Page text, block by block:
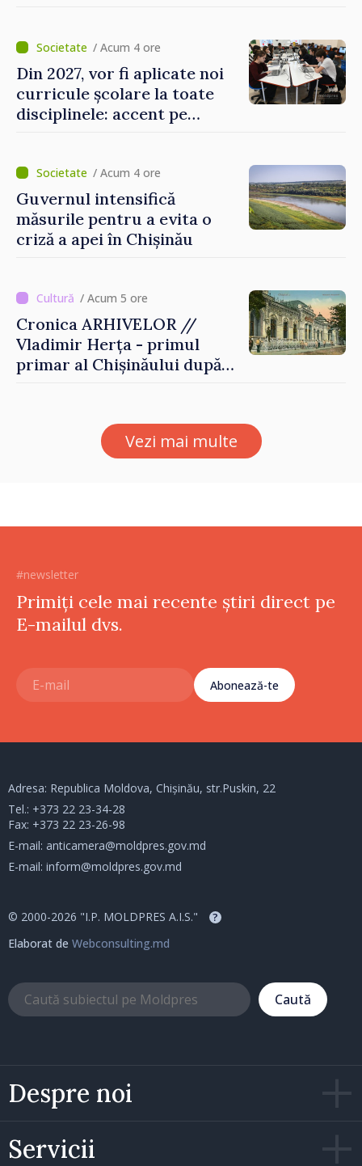
/ Acum 4 ore
Din 2027, vor fi aplicate noi
curricule școlare la toate
disciplinele: accent pe
situații reale/ Acum 4 ore
Guvernul intensifică
măsurile pentru a evita o
criză a apei în Chișinău
/ Acum 5 ore
Cronica ARHIVELOR //
Vladimir Herța - primul
primar al Chișinăului după
Vezi mai multe
#newsletter
Primiți cele mai recente știri direct pe
E-mailul dvs.
Abonează-te
Despre noi
Servicii
Adresa: Republica Moldova, Chișinău, str.Puskin, 22
Tel.: +373 22 23-34-28
Fax: +373 22 23-26-98
E-mail: anticamera@moldpres.gov.md
E-mail: inform@moldpres.gov.md
© 2000-2026 "I.P. MOLDPRES A.I.S." ?
Elaborat de Webconsulting.md
Caută